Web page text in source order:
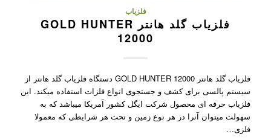
فلزیاب
فلزیاب گلد هانتر GOLD HUNTER
12000
فلزیاب گلد هانتر GOLD HUNTER 12000 دستگاه فلزیاب گلد هانتر از
سیستم پالسی برای کشف و جستجوی انواع فلزات استفاده میکند. این
فلزیاب حرفه ای محصول شرکت ایگل کشور آمریکا میباشد که به
سهولت میتوان آنرا در هر نوع زمین و تحت هر شرایطی که معمولا
فلزی…